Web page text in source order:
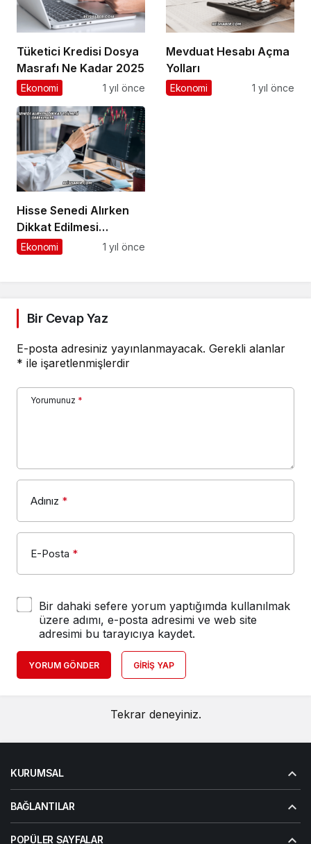
Tüketici Kredisi Dosya
Masrafı Ne Kadar 2025
Ekonomi 1 yıl önce
Mevduat Hesabı Açma
Yolları
Ekonomi 1 yıl önce
Hisse Senedi Alırken
Dikkat Edilmesi
Gerekenler
Ekonomi 1 yıl önce
Bir Cevap Yaz
E-posta adresiniz yayınlanmayacak. Gerekli alanlar
* ile işaretlenmişlerdir
Yorumunuz *
Adınız *
E-Posta *
Bir dahaki sefere yorum yaptığımda kullanılmak
üzere adımı, e-posta adresimi ve web site
adresimi bu tarayıcıya kaydet.
YORUM GÖNDER GIRIŞ YAP
Tekrar deneyiniz.
KURUMSAL
BAĞLANTILAR
POPÜLER SAYFALAR